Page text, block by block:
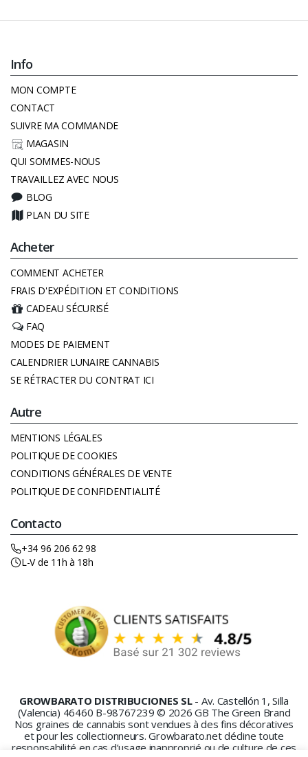
Info
MON COMPTE
CONTACT
SUIVRE MA COMMANDE
MAGASIN
QUI SOMMES-NOUS
TRAVAILLEZ AVEC NOUS
BLOG
PLAN DU SITE
Acheter
COMMENT ACHETER
FRAIS D'EXPÉDITION ET CONDITIONS
CADEAU SÉCURISÉ
FAQ
MODES DE PAIEMENT
CALENDRIER LUNAIRE CANNABIS
SE RÉTRACTER DU CONTRAT ICI
Autre
MENTIONS LÉGALES
POLITIQUE DE COOKIES
CONDITIONS GÉNÉRALES DE VENTE
POLITIQUE DE CONFIDENTIALITÉ
Contacto
+34 96 206 62 98
L-V de 11h à 18h
GROWBARATO DISTRIBUCIONES SL - Av. Castellón 1, Silla
(Valencia) 46460 B-98767239 © 2026 GB The Green Brand
Nos graines de cannabis sont vendues à des fins décoratives
et pour les collectionneurs. Growbarato.net décline toute
responsabilité en cas d’usage inapproprié ou de culture de ces